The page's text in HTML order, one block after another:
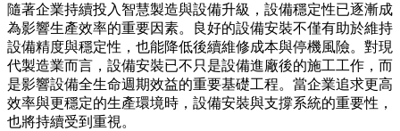
隨著企業持續投入智慧製造與設備升級，設備穩定性已逐漸成
為影響生產效率的重要因素。良好的設備安裝不僅有助於維持
設備精度與穩定性，也能降低後續維修成本與停機風險。對現
代製造業而言，設備安裝已不只是設備進廠後的施工工作，而
是影響設備全生命週期效益的重要基礎工程。當企業追求更高
效率與更穩定的生產環境時，設備安裝與支撐系統的重要性，
也將持續受到重視。